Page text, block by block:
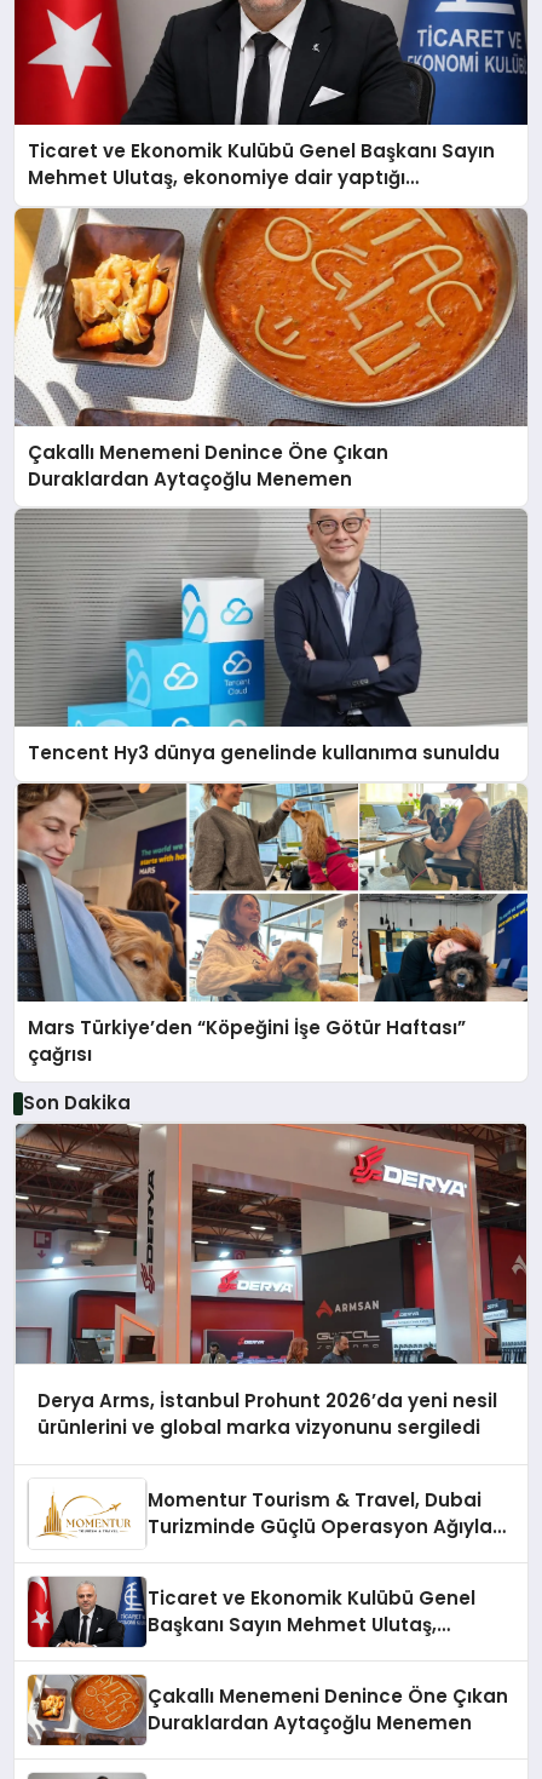
Ticaret ve Ekonomik Kulübü Genel Başkanı Sayın
Mehmet Ulutaş, ekonomiye dair yaptığı
açıklamada şunları kaydetti:
Çakallı Menemeni Denince Öne Çıkan
Duraklardan Aytaçoğlu Menemen
Tencent Hy3 dünya genelinde kullanıma sunuldu
Mars Türkiye’den “Köpeğini İşe Götür Haftası”
çağrısı
Son Dakika
Derya Arms, İstanbul Prohunt 2026’da yeni nesil
ürünlerini ve global marka vizyonunu sergiledi
Momentur Tourism & Travel, Dubai
Turizminde Güçlü Operasyon Ağıyla
Ticaret ve Ekonomik Kulübü Genel
Başkanı Sayın Mehmet Ulutaş,
Çakallı Menemeni Denince Öne Çıkan
Duraklardan Aytaçoğlu Menemen